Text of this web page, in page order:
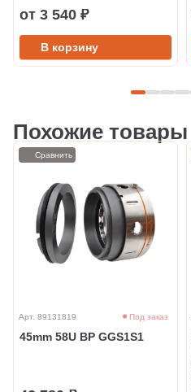
от 3 540 ₽
В корзину
Похожие товары
Арт. 89131819 Под заказ
45mm 58U BP GGS1S1
Сравнить